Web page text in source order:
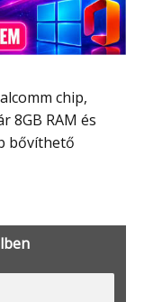
8GB RAM és
bővíthető